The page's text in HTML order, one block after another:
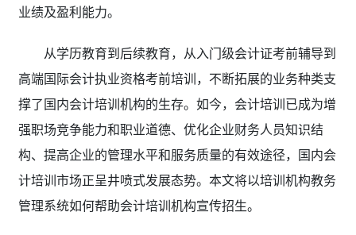
业绩及盈利能力。
从学历教育到后续教育，从入门级会计证考前辅导到
高端国际会计执业资格考前培训，不断拓展的业务种类支
撑了国内会计培训机构的生存。如今，会计培训已成为增
强职场竞争能力和职业道德、优化企业财务人员知识结
构、提高企业的管理水平和服务质量的有效途径，国内会
计培训市场正呈井喷式发展态势。本文将以培训机构教务
管理系统如何帮助会计培训机构宣传招生。